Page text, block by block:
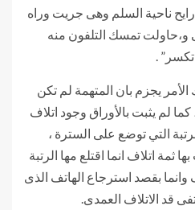
ناحية السلم وهى جريت وراه
و،حاولت تمسك التلفون منه
.
يجزم بان المتهمة لم تكن
كما لم يثبت بالأوراق وجود اتلاف
التي توضع على السترة ،
اتلاف انما اقتلع مها الرتبة
بقصد استرجاع الهاتف الذى
قد الاتلاف العمدى.